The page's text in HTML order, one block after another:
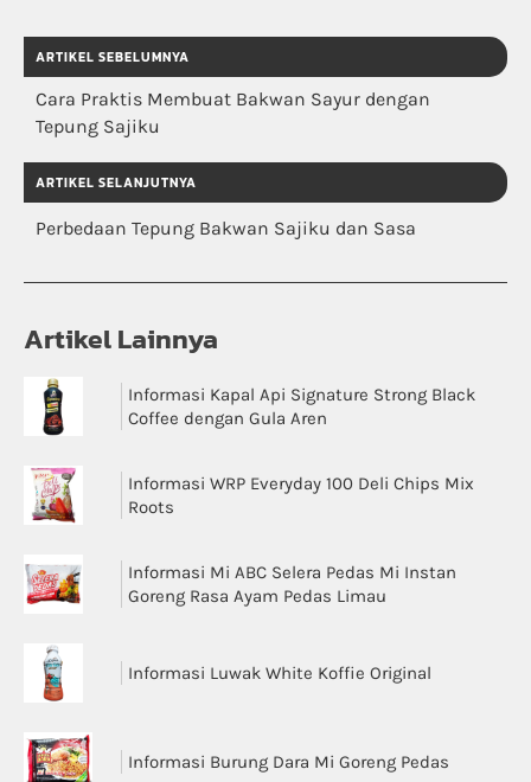
ARTIKEL SEBELUMNYA
Cara Praktis Membuat Bakwan Sayur dengan
Tepung Sajiku
ARTIKEL SELANJUTNYA
Perbedaan Tepung Bakwan Sajiku dan Sasa
Artikel Lainnya
Informasi Kapal Api Signature Strong Black
Coffee dengan Gula Aren
Informasi WRP Everyday 100 Deli Chips Mix
Roots
Informasi Mi ABC Selera Pedas Mi Instan
Goreng Rasa Ayam Pedas Limau
Informasi Luwak White Koffie Original
Informasi Burung Dara Mi Goreng Pedas